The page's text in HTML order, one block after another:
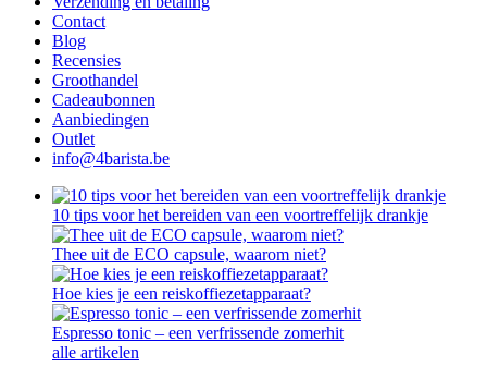
Contact
Blog
Recensies
Groothandel
Cadeaubonnen
Aanbiedingen
Outlet
info@4barista.be
10 tips voor het bereiden van een voortreffelijk drankje
Thee uit de ECO capsule, waarom niet?
Hoe kies je een reiskoffiezetapparaat?
Espresso tonic – een verfrissende zomerhit
alle artikelen